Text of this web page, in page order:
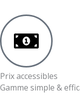
Prix accessibles
Gamme simple &